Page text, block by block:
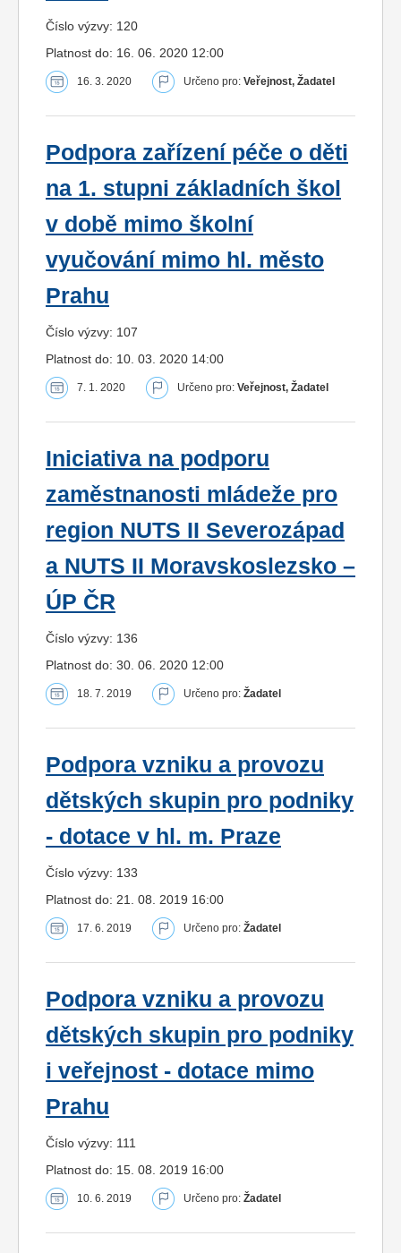
Číslo výzvy: 120
Platnost do: 16. 06. 2020 12:00
16. 3. 2020 Určeno pro: Veřejnost, Žadatel
Podpora zařízení péče o děti
na 1. stupni základních škol
v době mimo školní
vyučování mimo hl. město
Prahu
Číslo výzvy: 107
Platnost do: 10. 03. 2020 14:00
7. 1. 2020 Určeno pro: Veřejnost, Žadatel
Iniciativa na podporu
zaměstnanosti mládeže pro
region NUTS II Severozápad
a NUTS II Moravskoslezsko –
ÚP ČR
Číslo výzvy: 136
Platnost do: 30. 06. 2020 12:00
18. 7. 2019 Určeno pro: Žadatel
Podpora vzniku a provozu
dětských skupin pro podniky
- dotace v hl. m. Praze
Číslo výzvy: 133
Platnost do: 21. 08. 2019 16:00
17. 6. 2019 Určeno pro: Žadatel
Podpora vzniku a provozu
dětských skupin pro podniky
i veřejnost - dotace mimo
Prahu
Číslo výzvy: 111
Platnost do: 15. 08. 2019 16:00
10. 6. 2019 Určeno pro: Žadatel